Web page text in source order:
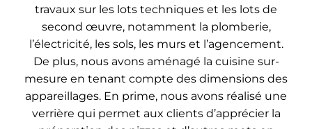
travaux sur les lots techniques et les lots de
second œuvre, notamment la plomberie,
l’électricité, les sols, les murs et l’agencement.
De plus, nous avons aménagé la cuisine sur-
mesure en tenant compte des dimensions des
appareillages. En prime, nous avons réalisé une
verrière qui permet aux clients d’apprécier la